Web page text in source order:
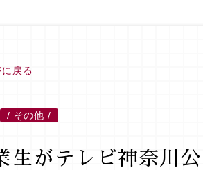
戻る
/ その他 /
生がテレビ神奈川